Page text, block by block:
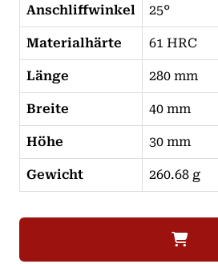
Anschliffwinkel 25°
Materialhärte 61 HRC
Länge 280 mm
Breite 40 mm
Höhe 30 mm
Gewicht 260.68 g